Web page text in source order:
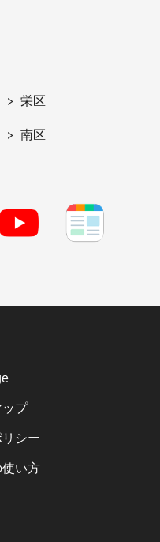
栄区
南区
プ
シー
い方